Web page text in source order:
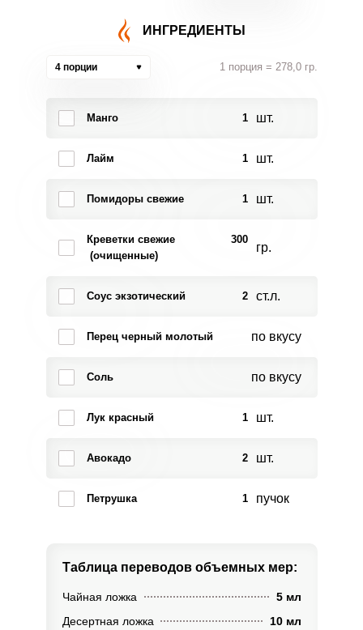
ИНГРЕДИЕНТЫ
4 порции 1 порция = 278,0 гр.
Манго 1 шт.
Лайм 1 шт.
Помидоры свежие 1 шт.
Креветки свежие
(очищенные)
300
гр.
Соус экзотический 2 ст.л.
Перец черный молотый по вкусу
Соль по вкусу
Лук красный 1 шт.
Авокадо 2 шт.
Петрушка 1 пучок
Таблица переводов объемных мер:
Чайная ложка
5 мл
Десертная ложка
10 мл